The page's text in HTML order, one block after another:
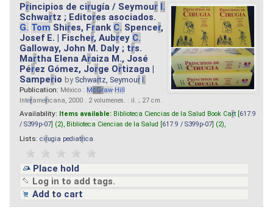
Principios de cirugía / Seymour I.
Schwartz ; Editores asociados.
G. Tom Shires, Frank C. Spencer,
Josef E. | Fischer, Aubrey C.
Galloway, John M. Daly ; trs.
Martha Elena Araiza M., José
Pérez Gómez, Jorge Ortizaga |
Samperio by Schwartz, Seymour I.
Publication: México : McGraw-Hill
Interamericana, 2000 . 2 volumenes. : il. ; 27 cm.
Availability: Items available: Biblioteca Ciencias de la Salud Book Cart [ 617.9
/ S399p-07 ] (2), Biblioteca Ciencias de la Salud [ 617.9 / S399p-07 ] (2),
Lists: cirugia pediatrica
Place hold
Log in to add tags.
Add to cart